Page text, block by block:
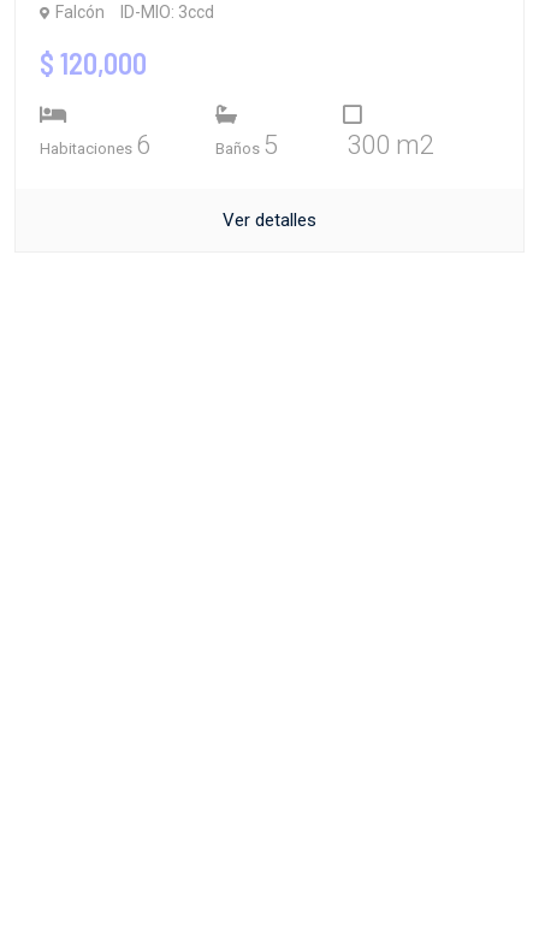
Falcón ID-MIO: 3ccd
$ 120,000
Habitaciones 6 Baños 5 300 m2
Ver detalles